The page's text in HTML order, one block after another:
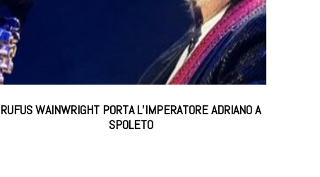
RUFUS WAINWRIGHT PORTA L’IMPERATORE ADRIANO A
SPOLETO